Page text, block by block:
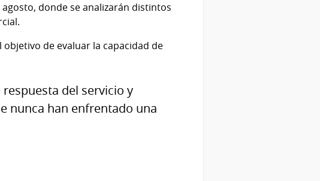
donde se analizarán distintos
de evaluar la capacidad de
del servicio y
nunca han enfrentado una